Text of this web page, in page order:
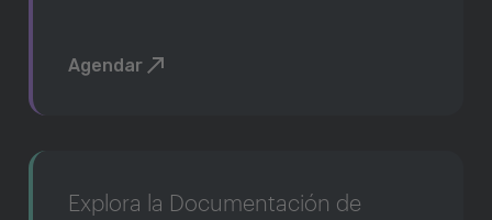
Agendar
Explora la Documentación de